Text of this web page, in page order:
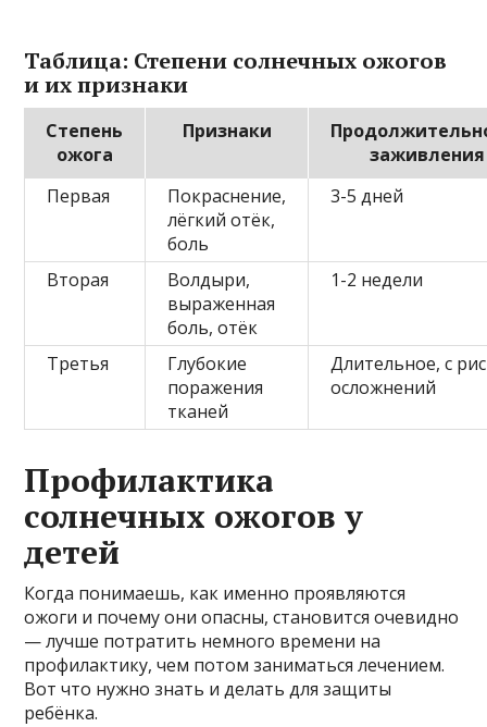
Таблица: Степени солнечных ожогов
и их признаки
Степень
ожога
Признаки
заживления
Первая
Покраснение,
лёгкий отёк,
боль
3-5 дней
Вторая
Волдыри,
выраженная
боль, отёк
1-2 недели
Третья
Глубокие
поражения
тканей
Длительное, с
осложнений
Профилактика
солнечных ожогов у
детей
Когда понимаешь, как именно проявляются
ожоги и почему они опасны, становится очевидно
— лучше потратить немного времени на
профилактику, чем потом заниматься лечением.
Вот что нужно знать и делать для защиты
ребёнка.